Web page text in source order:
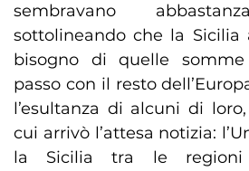
sembravano
sottolineando che la Sicilia
bisogno di quelle
passo con il resto
l’esultanza di alcuni di
cui arrivò l’attesa notizia:
la Sicilia tra le regioni